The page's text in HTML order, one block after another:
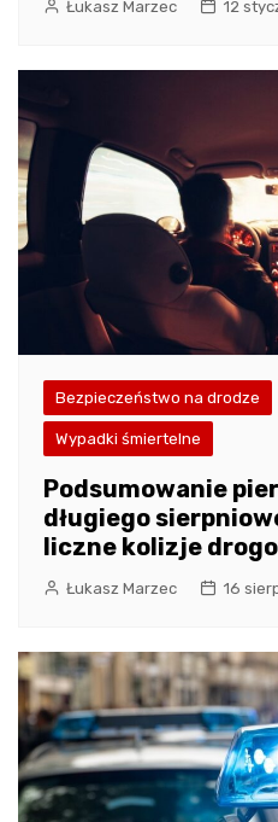
Łukasz Marzec 12
Bezpieczeństwo na drodze
Wypadki śmiertelne
Podsumowanie
długiego
liczne kolizje
Łukasz Marzec 16